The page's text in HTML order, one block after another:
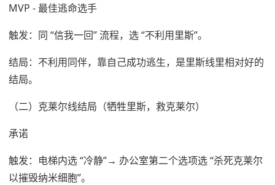
MVP - 最佳逃命选手
触发：同 “信我一回” 流程，选 “不利用里斯”。
结局：不利用同伴，靠自己成功逃生，是里斯线里相对好的
结局。
（二）克莱尔线结局（牺牲里斯，救克莱尔）
承诺
触发：电梯内选 “冷静”→ 办公室第二个选项选 “杀死克莱尔
以摧毁纳米细胞”。